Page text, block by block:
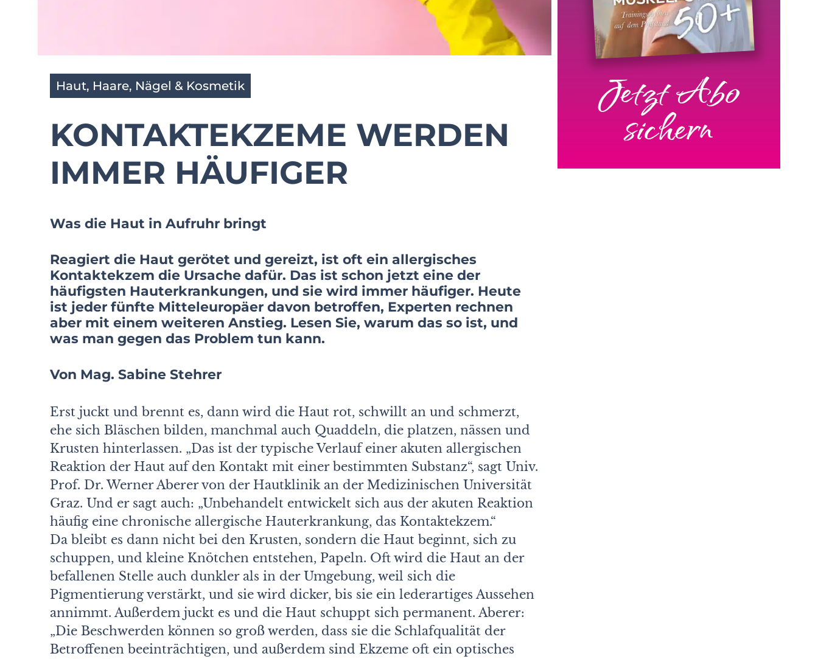
Haut, Haare, Nägel & Kosmetik
KONTAKTEKZEME WERDEN
IMMER HÄUFIGER
Was die Haut in Aufruhr bringt
Reagiert die Haut gerötet und gereizt, ist oft ein allergisches
Kontaktekzem die Ursache dafür. Das ist schon jetzt eine der
häufigsten Hauterkrankungen, und sie wird immer häufiger. Heute
ist jeder fünfte Mitteleuropäer davon betroffen, Experten rechnen
aber mit einem weiteren Anstieg. Lesen Sie, warum das so ist, und
was man gegen das Problem tun kann.
Von Mag. Sabine Stehrer
Erst juckt und brennt es, dann wird die Haut rot, schwillt an und schmerzt,
ehe sich Bläschen bilden, manchmal auch Quaddeln, die platzen, nässen und
Krusten hinterlassen. „Das ist der typische Verlauf einer akuten allergischen
Reaktion der Haut auf den Kontakt mit einer bestimmten Substanz“, sagt Univ.
Prof. Dr. Werner Aberer von der Hautklinik an der Medizinischen Universität
Graz. Und er sagt auch: „Unbehandelt entwickelt sich aus der akuten Reaktion
häufig eine chronische allergische Hauterkrankung, das Kontaktekzem.“
Da bleibt es dann nicht bei den Krusten, sondern die Haut beginnt, sich zu
schuppen, und kleine Knötchen entstehen, Papeln. Oft wird die Haut an der
befallenen Stelle auch dunkler als in der Umgebung, weil sich die
Pigmentierung verstärkt, und sie wird dicker, bis sie ein lederartiges Aussehen
annimmt. Außerdem juckt es und die Haut schuppt sich permanent. Aberer:
„Die Beschwerden können so groß werden, dass sie die Schlafqualität der
Betroffenen beeinträchtigen, und außerdem sind Ekzeme oft ein optisches
Jetzt Abo
sichern